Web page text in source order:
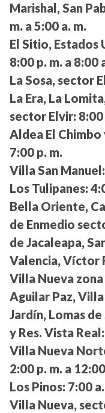
Marishal, San
m. a 5:00 a. m.
El Sitio, Estados
8:00 p. m. a 8:00
La Sosa, sector
La Era, La
sector Elvir: 8:00
Aldea El
7:00 p. m.
Villa San Manuel:
Los Tulipanes:
Bella Oriente,
de Enmedio
de Jacaleapa,
Valencia, Víctor
Villa Nueva zona
Aguilar Paz,
Jardín, Lomas
y Res. Vista Real:
Villa Nueva
2:00 p. m. a
Los Pinos: 7:00
Villa Nueva,